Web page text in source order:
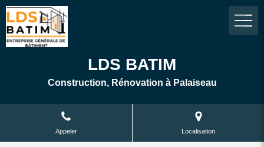
LDS BATIM
Construction, Rénovation à Palaiseau
Appeler Localisation